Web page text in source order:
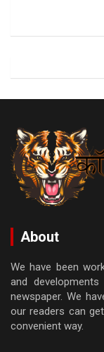
About
We have been
and
newspaper. We
our readers can
convenient way.